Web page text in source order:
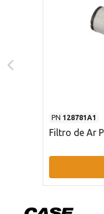
PN 128781A1
Filtro de Ar